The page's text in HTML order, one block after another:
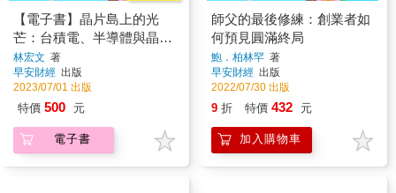
【電子書】晶片島上的光
芒：台積電、半導體與晶片
戰，我的30年採訪筆記
林宏文 著
早安財經 出版
2023/07/01 出版
特價 500 元
電子書
師父的最後修練：創業者如
何預見圓滿終局
鮑．柏林罕 著
早安財經 出版
2022/07/30 出版
9 折 特價 432 元
加入購物車